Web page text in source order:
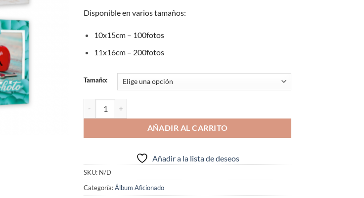
3,15€
hasta
8,65€
Disponible en varios tamaños:
10x15cm – 100fotos
11x16cm – 200fotos
Tamaño:
AÑADIR AL CARRITO
Añadir a la lista de deseos
SKU: N/D
Categoría:Álbum Aficionado